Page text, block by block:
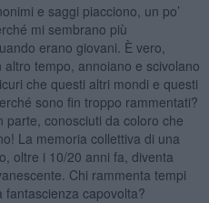
e saggi piacciono, un po’
mi sembrano più
erano giovani. È vero,
tempo, annoiano e scivolano
che questi altri mondi e questi
sono fin troppo rammentati?
parte, conosciuti da coloro che
La memoria collettiva di una
oltre i 10/20 anni fa, diventa
Chi rammenta tempi
fantascienza capovolta?